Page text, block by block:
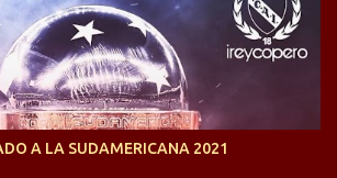
un clásico de los más picantes del fútbol
forma parte Arsenal, equipo que
división del fútbol local durante muchos
de los que comparten esas tierras, aunque el
convivencia Independiente - Racing. “No
Capital Federal, una ciudad que
A LA SUDAMERICANA 2021